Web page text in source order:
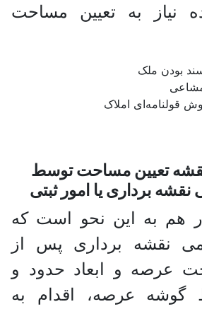
نیاز به تعیین مساحت
بودن ملک
قولنامه‌ای املاک
تعیین مساحت توسط
برداری یا امور ثبتی
هم به این نحو است که
نقشه برداری پس از
عرصه و ابعاد حدود و
گوشه عرصه، اقدام به